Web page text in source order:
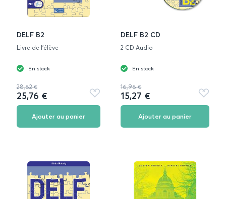
DELF B2
Livre de l'élève
En stock
28,62 €
25,76 €
Ajouter
aux
Ajouter au panier
DELF B2 CD
2 CD Audio
En stock
16,96 €
15,27 €
Ajouter
aux
Ajouter au panier